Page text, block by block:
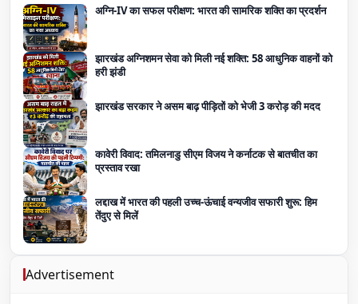
अग्नि-IV का सफल परीक्षण: भारत की सामरिक शक्ति का प्रदर्शन
झारखंड अग्निशमन सेवा को मिली नई शक्ति: 58 आधुनिक वाहनों को
हरी झंडी
झारखंड सरकार ने असम बाढ़ पीड़ितों को भेजी 3 करोड़ की मदद
कावेरी विवाद: तमिलनाडु सीएम विजय ने कर्नाटक से बातचीत का
प्रस्ताव रखा
लद्दाख में भारत की पहली उच्च-ऊंचाई वन्यजीव सफारी शुरू: हिम
तेंदुए से मिलें
Advertisement